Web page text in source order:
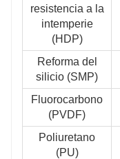
resistencia a la
intemperie
(HDP)
Reforma del
silicio (SMP)
Fluorocarbono
(PVDF)
Poliuretano
(PU)